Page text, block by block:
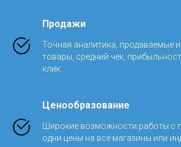
Продажи
Точная аналитика, продаваемые
товары, средний чек,
клик.
Ценообразование
Широкие возможности работы с
одни цены на все магазины или